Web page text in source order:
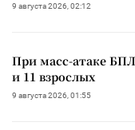
9 августа 2026, 02:12
При масс-атаке
и 11 взрослых
9 августа 2026, 01:55